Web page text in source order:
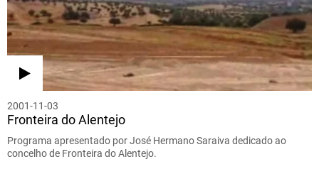
2001-11-03
Fronteira do Alentejo
Programa apresentado por José Hermano Saraiva dedicado ao
concelho de Fronteira do Alentejo.